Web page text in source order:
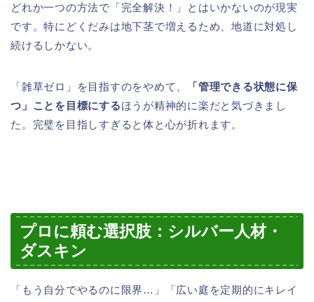
どれか一つの方法で「完全解決！」とはいかないのが現実
です。特にどくだみは地下茎で増えるため、地道に対処し
続けるしかない。
「雑草ゼロ」を目指すのをやめて、
「管理できる状態に保
つ」ことを目標にするほうが精神的に楽だと気づきまし
た。完璧を目指しすぎると体と心が折れます。
プロに頼む選択肢：シルバー人材・
ダスキン
「もう自分でやるのに限界…」「広い庭を定期的にキレイ